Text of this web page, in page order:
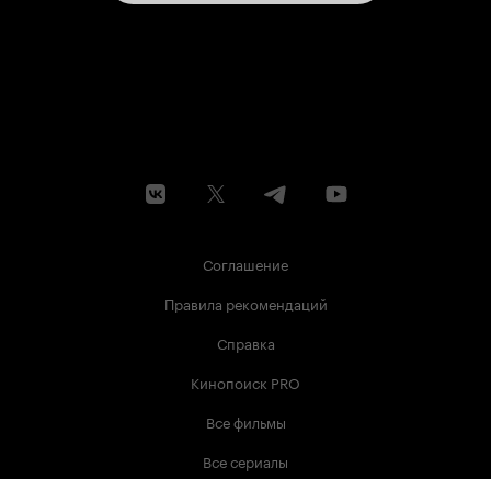
Соглашение
Правила рекомендаций
Справка
Кинопоиск PRO
Все фильмы
Все сериалы